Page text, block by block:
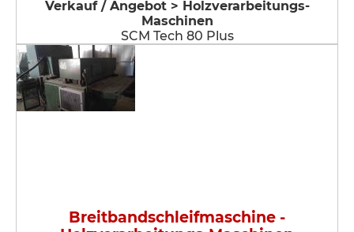
Verkauf / Angebot > Holzverarbeitungs-
Maschinen
SCM Tech 80 Plus
Breitbandschleifmaschine -